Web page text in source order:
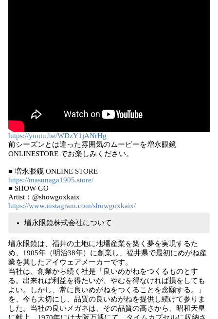
https://youtu.be/WDzY1jANrHg
前シーズンとは違った雰囲気のムービーを増永眼鏡
ONLINESTORE でお楽しみください。
■ 増永眼鏡 ONLINE STORE
https://masunaga1905.store/
■ SHOW-GO
Artist：@showgoxkaix
https://www.instagram.com/showgoxkaix/
増永眼鏡株式会社について
増永眼鏡は、福井の土地に地場産業を築く夢を実現するた
め、1905年（明治38年）に創業し、福井県で最初にめがね産
業を興したアイウェアメーカーです。
当社は、創業から続く社是「良いめがねをつくるものとす
る。出来れば利益を得たいが、やむを得なければ損をしても
よい。しかし、常に良いめがねをつくることを念願する。」
を、今も大切にし、品質の良いめがねを提供し続けて参りま
した。当社の良いメガネは、その品質の高さから、昭和天皇